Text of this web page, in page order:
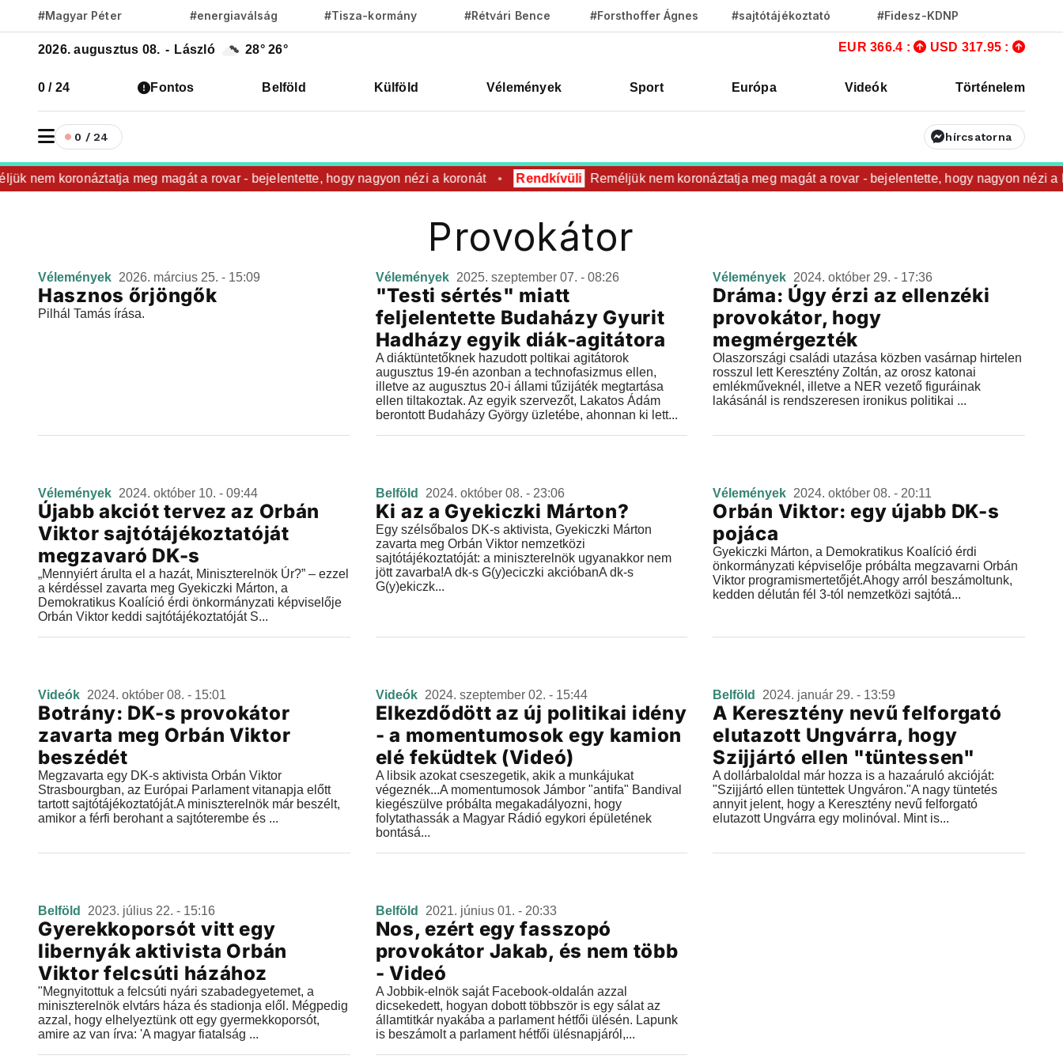
#Magyar Péter #energiaválság #Tisza-kormány #Rétvári Bence #Forsthoffer Ágnes #sajtótájékoztató #Fidesz-KDNP
2026. augusztus 08. - László 28° 26° EUR 366.4 : USD 317.95 :
0 / 24 Fontos Belföld Külföld Vélemények Sport Európa Videók Történelem
0 / 24 hírcsatorna
nem koronáztatja meg magát a rovar - bejelentette, hogy nagyon nézi a koronát Rendkívüli Reméljük nem koronáztatja meg magát a rovar - bejelentette, hogy nagyon nézi a
Provokátor
Vélemények 2026. március 25. - 15:09
Hasznos őrjöngők
Pilhál Tamás írása.
Vélemények 2025. szeptember 07. - 08:26
"Testi sértés" miatt
feljelentette Budaházy Gyurit
Hadházy egyik diák-agitátora
A diáktüntetőknek hazudott poltikai agitátorok
augusztus 19-én azonban a technofasizmus ellen,
illetve az augusztus 20-i állami tűzijáték megtartása
ellen tiltakoztak. Az egyik szervezőt, Lakatos Ádám
berontott Budaházy György üzletébe, ahonnan ki lett...
Vélemények 2024. október 29. - 17:36
Dráma: Úgy érzi az ellenzéki
provokátor, hogy
megmérgezték
Olaszországi családi utazása közben vasárnap hirtelen
rosszul lett Keresztény Zoltán, az orosz katonai
emlékműveknél, illetve a NER vezető figuráinak
lakásánál is rendszeresen ironikus politikai ...
Vélemények 2024. október 10. - 09:44
Újabb akciót tervez az Orbán
Viktor sajtótájékoztatóját
megzavaró DK-s
„Mennyiért árulta el a hazát, Miniszterelnök Úr?” – ezzel
a kérdéssel zavarta meg Gyekiczki Márton, a
Demokratikus Koalíció érdi önkormányzati képviselője
Orbán Viktor keddi sajtótájékoztatóját S...
Belföld 2024. október 08. - 23:06
Ki az a Gyekiczki Márton?
Egy szélsőbalos DK-s aktivista, Gyekiczki Márton
zavarta meg Orbán Viktor nemzetközi
sajtótájékoztatóját: a miniszterelnök ugyanakkor nem
jött zavarba!A dk-s G(y)eciczki akcióbanA dk-s
G(y)ekiczk...
Vélemények 2024. október 08. - 20:11
Orbán Viktor: egy újabb DK-s
pojáca
Gyekiczki Márton, a Demokratikus Koalíció érdi
önkormányzati képviselője próbálta megzavarni Orbán
Viktor programismertetőjét.Ahogy arról beszámoltunk,
kedden délután fél 3-tól nemzetközi sajtótá...
Videók 2024. október 08. - 15:01
Botrány: DK-s provokátor
zavarta meg Orbán Viktor
beszédét
Megzavarta egy DK-s aktivista Orbán Viktor
Strasbourgban, az Európai Parlament vitanapja előtt
tartott sajtótájékoztatóját.A miniszterelnök már beszélt,
amikor a férfi berohant a sajtóterembe és ...
Videók 2024. szeptember 02. - 15:44
Elkezdődött az új politikai idény
- a momentumosok egy kamion
elé feküdtek (Videó)
A libsik azokat cseszegetik, akik a munkájukat
végeznék...A momentumosok Jámbor "antifa" Bandival
kiegészülve próbálta megakadályozni, hogy
folytathassák a Magyar Rádió egykori épületének
bontásá...
Belföld 2024. január 29. - 13:59
A Keresztény nevű felforgató
elutazott Ungvárra, hogy
Szijjártó ellen "tüntessen"
A dollárbaloldal már hozza is a hazaáruló akcióját:
"Szijjártó ellen tüntettek Ungváron."A nagy tüntetés
annyit jelent, hogy a Keresztény nevű felforgató
elutazott Ungvárra egy molinóval. Mint is...
Belföld 2023. július 22. - 15:16
Gyerekkoporsót vitt egy
libernyák aktivista Orbán
Viktor felcsúti házához
"Megnyitottuk a felcsúti nyári szabadegyetemet, a
miniszterelnök elvtárs háza és stadionja elől. Mégpedig
azzal, hogy elhelyeztünk ott egy gyermekkoporsót,
amire az van írva: 'A magyar fiatalság ...
Belföld 2021. június 01. - 20:33
Nos, ezért egy fasszopó
provokátor Jakab, és nem több
- Videó
A Jobbik-elnök saját Facebook-oldalán azzal
dicsekedett, hogyan dobott többször is egy sálat az
államtitkár nyakába a parlament hétfői ülésén. Lapunk
is beszámolt a parlament hétfői ülésnapjáról,...